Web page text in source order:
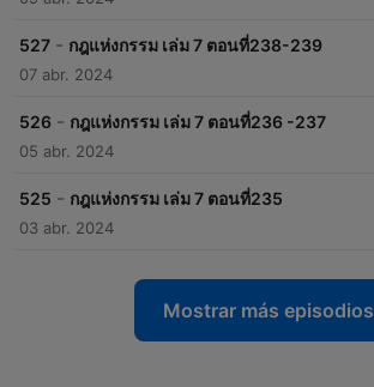
527 - กฎแห่งกรรม เล่ม 7 ตอนที่238-239
07 abr. 2024
526 - กฎแห่งกรรม เล่ม 7 ตอนที่236 -237
05 abr. 2024
525 - กฎแห่งกรรม เล่ม 7 ตอนที่235
03 abr. 2024
Mostrar más episodios